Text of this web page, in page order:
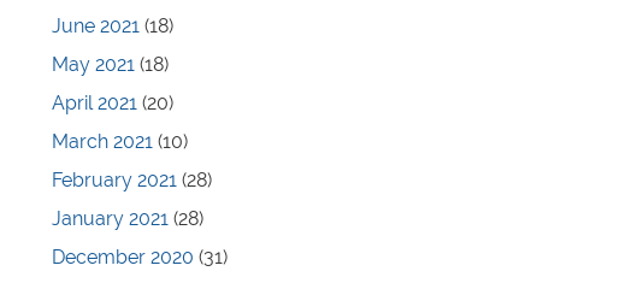
June 2021 (18)
May 2021 (18)
April 2021 (20)
March 2021 (10)
February 2021 (28)
January 2021 (28)
December 2020 (31)